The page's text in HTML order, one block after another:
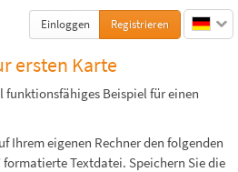
Einloggen Registrieren
ersten Karte
funktionsfähiges Beispiel für einen
Ihrem eigenen Rechner den folgenden
Textdatei. Speichern Sie die